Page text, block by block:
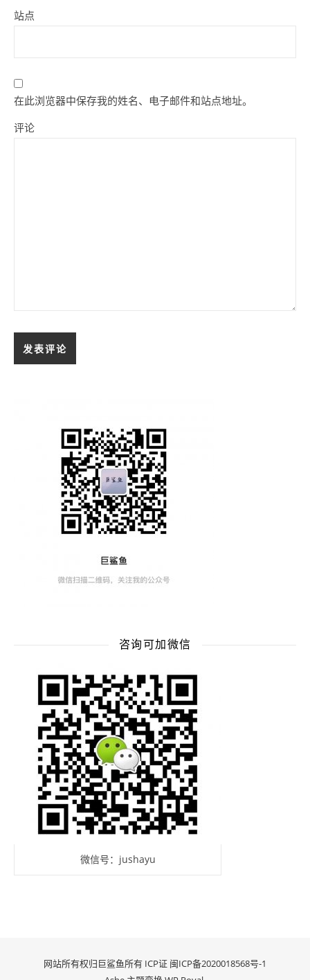
站点
在此浏览器中保存我的姓名、电子邮件和站点地址。
评论
咨询可加微信
微信号：jushayu
网站所有权归巨鲨鱼所有 ICP证 闽ICP备2020018568号-1